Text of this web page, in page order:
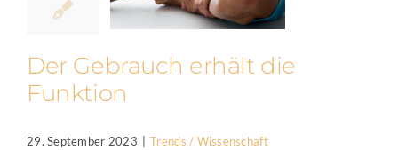
Der Gebrauch erhält die
Funktion
29. September 2023 | Trends / Wissenschaft